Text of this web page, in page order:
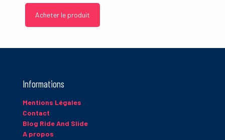
mail*
savoir plus sur la façon dont les données de vos
Acheter le produit
Informations
Mentions Légales
Contact
Blog Ride And Slide
A propos